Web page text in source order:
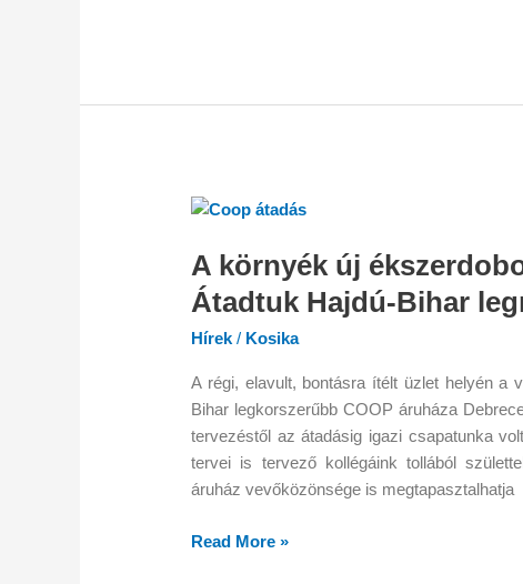
A környék új
Átadtuk Hajdú-Bihar
Hírek / Kosika
A régi, elavult, bontásra ítélt üzlet helyén a
Bihar legkorszerűbb COOP áruháza
tervezéstől az átadásig igazi csapatunka
tervei is tervező kollégáink tollából
áruház vevőközönsége is megtapasztalhatja
A
új
ékszerdoboza
–
Átadtuk
Bihar
legmodernebb
COOP
áruházát
Read More »